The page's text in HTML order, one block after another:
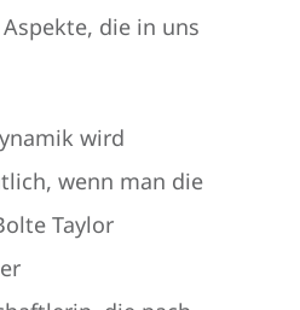
die in uns
wird
wenn man die
Taylor